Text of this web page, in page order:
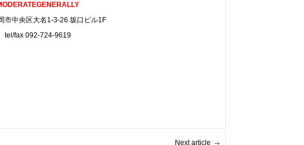
市中央区大名1-3-26 坂口ビル1F
tel/fax 092-724-9619
Next article